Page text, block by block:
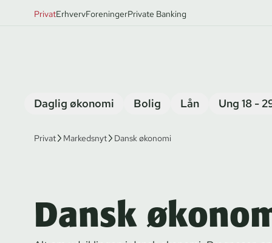
PrivatErhvervForeningerPrivate Banking
Daglig økonomi Bolig Lån Ung 18 -
Privat Markedsnyt Dansk økonomi
Dansk